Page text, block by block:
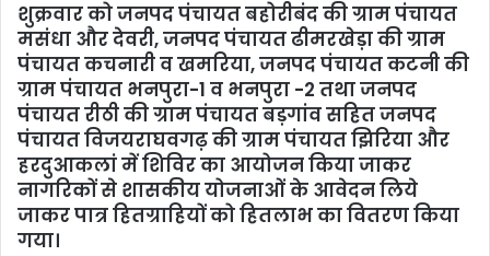
शुक्रवार को जनपद पंचायत बहोरीबंद की ग्राम पंचायत
मसंधा और देवरी, जनपद पंचायत ढीमरखेड़ा की ग्राम
पंचायत कचनारी व खमरिया, जनपद पंचायत कटनी की
ग्राम पंचायत भनपुरा-1 व भनपुरा -2 तथा जनपद
पंचायत रीठी की ग्राम पंचायत बड़गांव सहित जनपद
पंचायत विजयराघवगढ़ की ग्राम पंचायत झिरिया और
हरदुआकलां में शिविर का आयोजन किया जाकर
नागरिकों से शासकीय योजनाओं के आवेदन लिये
जाकर पात्र हितग्राहियों को हितलाभ का वितरण किया
गया।